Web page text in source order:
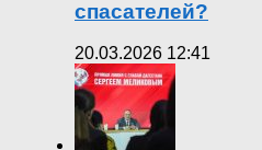
спасателей?
20.03.2026 12:41